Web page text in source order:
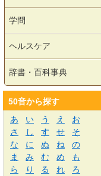
学問
ヘルスケア
辞書・百科事典
50音から探す
あ
い う え お
さ
し す せ そ
な
に ぬ ね の
ま
み む め も
ら
り る れ ろ